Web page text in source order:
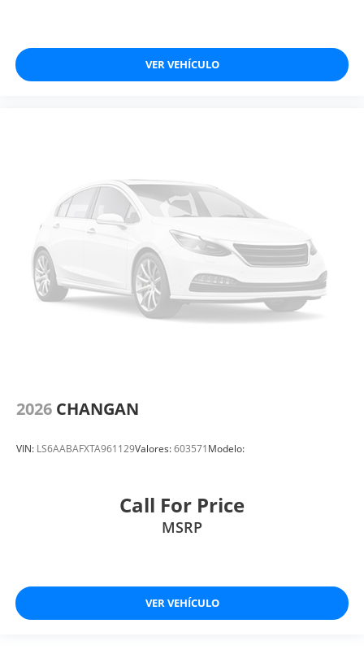
VER VEHÍCULO
2026 CHANGAN
VIN: LS6AABAFXTA961129Valores:603571Modelo:
Call For Price
MSRP
VER VEHÍCULO